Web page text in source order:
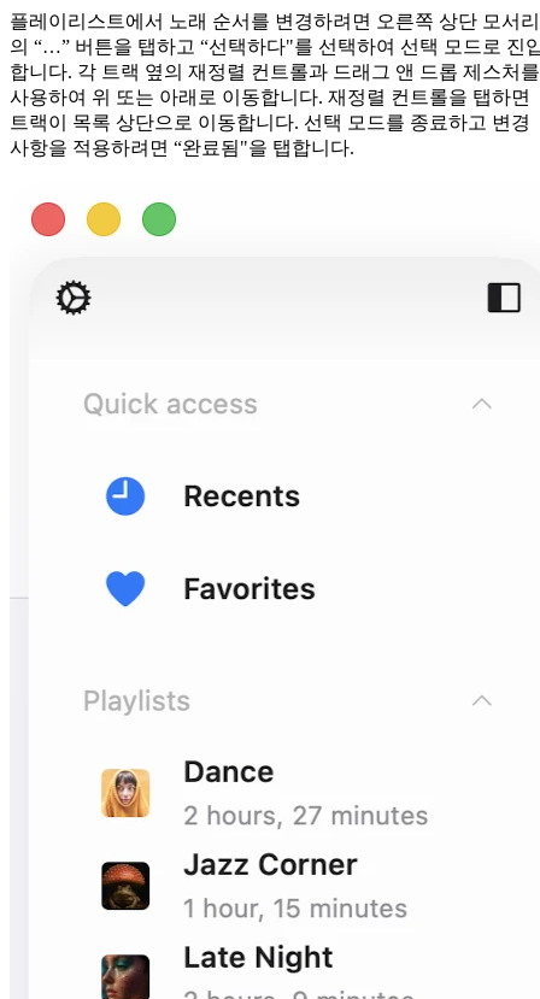
플레이리스트에서 노래 순서를 변경하려면 오른쪽 상단 모서리
의 “…” 버튼을 탭하고 “선택하다"를 선택하여 선택 모드로 진
합니다. 각 트랙 옆의 재정렬 컨트롤과 드래그 앤 드롭 제스처를
사용하여 위 또는 아래로 이동합니다. 재정렬 컨트롤을 탭하면
트랙이 목록 상단으로 이동합니다. 선택 모드를 종료하고 변경
사항을 적용하려면 “완료됨"을 탭합니다.